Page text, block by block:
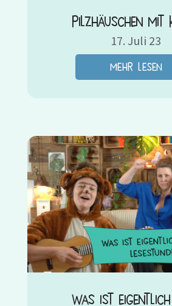
Pilzhäuschen mit
17. Juli 23
mehr lesen
Was ist